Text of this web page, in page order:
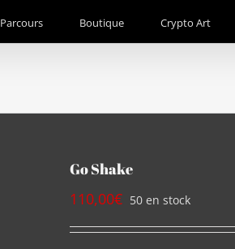
Parcours Boutique Crypto Art
Go Shake
110,00€ 50 en stock